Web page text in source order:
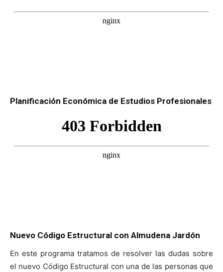
Planificación Económica de Estudios Profesionales
Nuevo Código Estructural con Almudena Jardón
En este programa tratamos de resolver las dudas sobre
el nuevo Código Estructural con una de las personas que